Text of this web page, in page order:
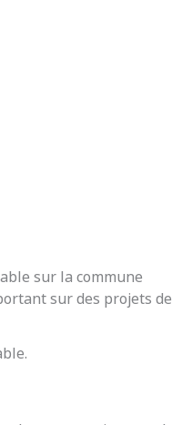
sur la commune
sur des projets de